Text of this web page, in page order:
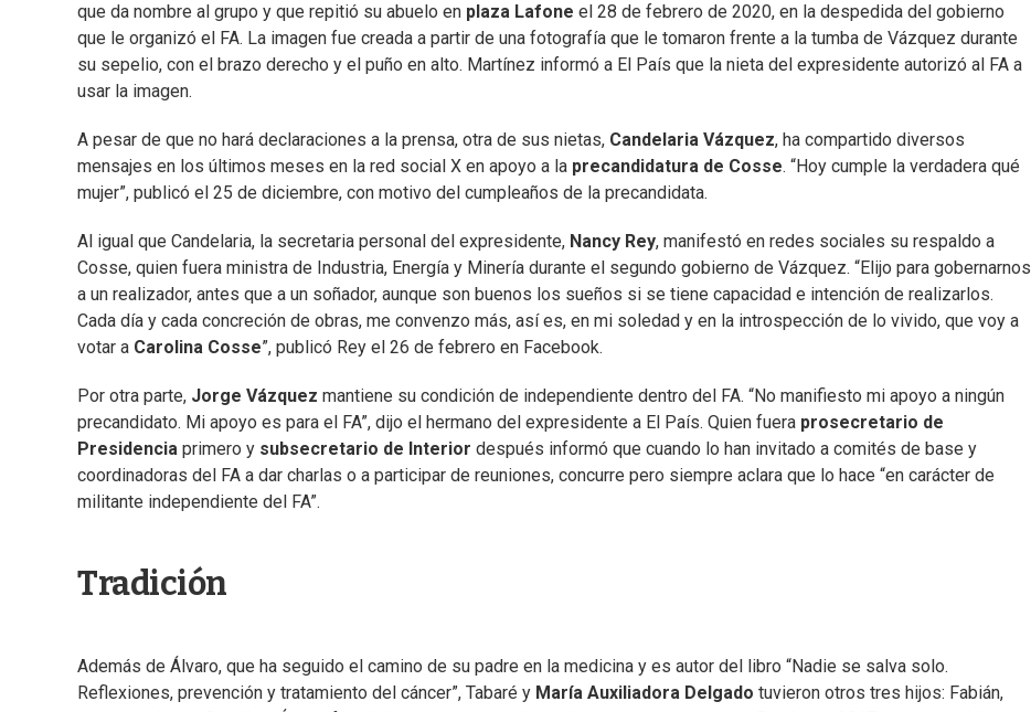
que da nombre al grupo y que repitió su abuelo en plaza Lafone el 28 de febrero de 2020, en la despedida del gobierno
que le organizó el FA. La imagen fue creada a partir de una fotografía que le tomaron frente a la tumba de Vázquez durante
su sepelio, con el brazo derecho y el puño en alto. Martínez informó a El País que la nieta del expresidente autorizó al FA a
usar la imagen.
A pesar de que no hará declaraciones a la prensa, otra de sus nietas, Candelaria Vázquez, ha compartido diversos
mensajes en los últimos meses en la red social X en apoyo a la precandidatura de Cosse. “Hoy cumple la verdadera qué
mujer”, publicó el 25 de diciembre, con motivo del cumpleaños de la precandidata.
Al igual que Candelaria, la secretaria personal del expresidente, Nancy Rey, manifestó en redes sociales su respaldo a
Cosse, quien fuera ministra de Industria, Energía y Minería durante el segundo gobierno de Vázquez. “Elijo para gobernarnos
a un realizador, antes que a un soñador, aunque son buenos los sueños si se tiene capacidad e intención de realizarlos.
Cada día y cada concreción de obras, me convenzo más, así es, en mi soledad y en la introspección de lo vivido, que voy a
votar a Carolina Cosse”, publicó Rey el 26 de febrero en Facebook.
Por otra parte, Jorge Vázquez mantiene su condición de independiente dentro del FA. “No manifiesto mi apoyo a ningún
precandidato. Mi apoyo es para el FA”, dijo el hermano del expresidente a El País. Quien fuera prosecretario de
Presidencia primero y subsecretario de Interior después informó que cuando lo han invitado a comités de base y
coordinadoras del FA a dar charlas o a participar de reuniones, concurre pero siempre aclara que lo hace “en carácter de
militante independiente del FA”.
Tradición
Además de Álvaro, que ha seguido el camino de su padre en la medicina y es autor del libro “Nadie se salva solo.
Reflexiones, prevención y tratamiento del cáncer”, Tabaré y María Auxiliadora Delgado tuvieron otros tres hijos: Fabián,